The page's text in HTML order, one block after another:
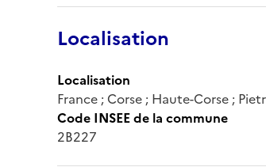
Localisation
Localisation
France ; Corse ; Haute-Corse ;
Code INSEE de la commune
2B227